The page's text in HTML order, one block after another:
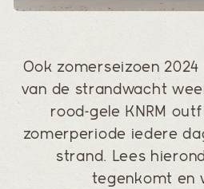
Ook zomerseizoen
van de strandwacht
rood-gele KNRM
zomerperiode iedere
strand. Lees
tegenkomt en